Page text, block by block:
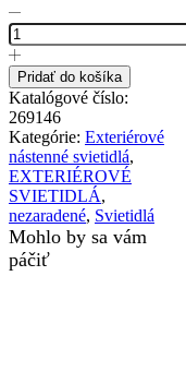
množstvo
Vonkajšie
nástenné
svietidlo
so
senzorom
STYLE
AP
SENZOR
3000K,
biela
farba
Pridať do košíka
Katalógové číslo:
269146
Kategórie: Exteriérové
nástenné svietidlá,
EXTERIÉROVÉ
SVIETIDLÁ,
nezaradené, Svietidlá
Mohlo by sa vám
páčiť